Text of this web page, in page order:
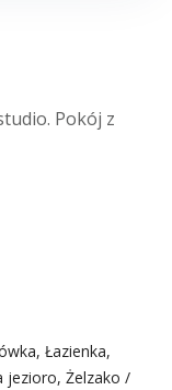
Pokój z
, Łazienka,
jezioro, Żelzako /